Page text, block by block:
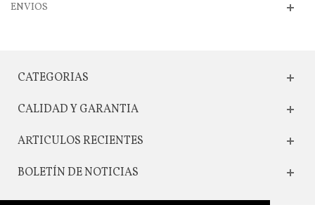
ENVIOS
CATEGORIAS
CALIDAD Y GARANTIA
ARTICULOS RECIENTES
BOLETÍN DE NOTICIAS